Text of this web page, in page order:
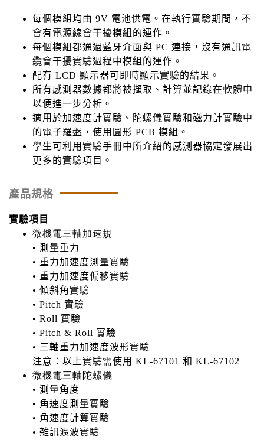
每個模組均由 9V 電池供電。在執行實驗期間，不
會有電源線會干擾模組的運作。
每個模組都通過藍牙介面與 PC 連接，沒有通訊電
纜會干擾實驗過程中模組的運作。
配有 LCD 顯示器可即時顯示實驗的結果。
所有感測器數據都將被擷取、計算並記錄在軟體中
以便進一步分析。
適用於加速度計實驗、陀螺儀實驗和磁力計實驗中
的電子羅盤，使用圓形 PCB 模組。
學生可利用實驗手冊中所介紹的感測器協定發展出
更多的實驗項目。
產品規格
實驗項目
微機電三軸加速規
• 測量重力
• 重力加速度測量實驗
• 重力加速度偏移實驗
• 傾斜角實驗
• Pitch 實驗
• Roll 實驗
• Pitch & Roll 實驗
• 三軸重力加速度波形實驗
注意：以上實驗需使用 KL-67101 和 KL-67102
微機電三軸陀螺儀
• 測量角度
• 角速度測量實驗
• 角速度計算實驗
• 雜訊濾波實驗